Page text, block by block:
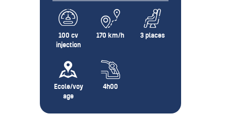
100 cv
injection
170 km/h 3 places
Ecole/voy
age
4h00